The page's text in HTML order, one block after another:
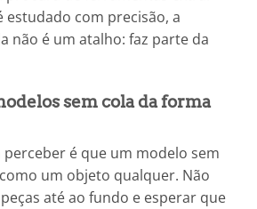
estudado com precisão, a
não é um atalho: faz parte da
sem cola da forma
é que um modelo sem
um objeto qualquer. Não
até ao fundo e esperar que